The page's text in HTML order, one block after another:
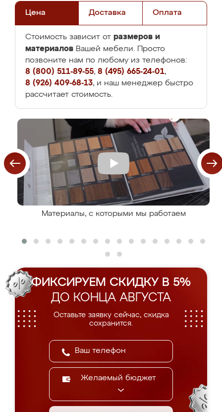
Цена Доставка Оплата
Стоимость зависит от размеров и
материалов Вашей мебели. Просто
позвоните нам по любому из телефонов:
8 (800) 511-89-55, 8 (495) 665-24-01,
8 (926) 409-68-13, и наш менеджер быстро
рассчитает стоимость.
Материалы, с которыми мы работаем
ФИКСИРУЕМ СКИДКУ В 5%
ДО КОНЦА АВГУСТА
Оставьте заявку сейчас, скидка
сохранится.
Желаемый бюджет